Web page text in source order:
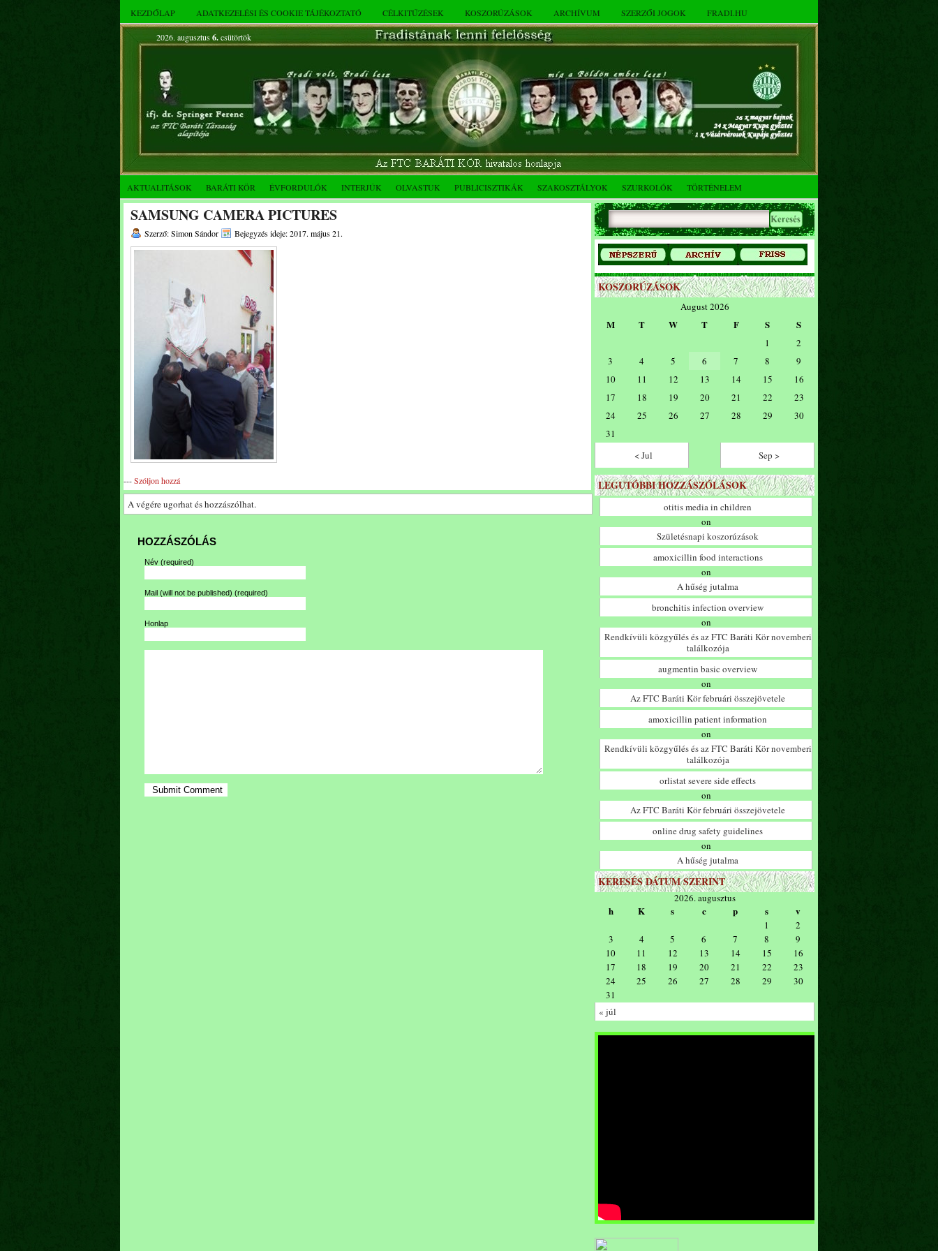
KEZDŐLAP ADATKEZELÉSI ÉS COOKIE TÁJÉKOZTATÓ CÉLKITŰZÉSEK KOSZORÚZÁSOK ARCHÍVUM SZERZŐI JOGOK FRADI.HU
2026. augusztus 6.csütörtök
AKTUALITÁSOK BARÁTI KÖR ÉVFORDULÓK INTERJÚK OLVASTUK PUBLICISZTIKÁK SZAKOSZTÁLYOK SZURKOLÓK TÖRTÉNELEM
SAMSUNG CAMERA PICTURES
Szerző: Simon Sándor Bejegyzés ideje: 2017. május 21.
---Szóljon hozzá
A végére ugorhat és hozzászólhat.
HOZZÁSZÓLÁS
Név (required)
Mail (will not be published) (required)
Honlap
KOSZORÚZÁSOK
August 2026
M T W T F S S
1
2
3
4 5 6 7 8
9
10
11 12 13 14 15
16
17
18 19 20 21 22
23
24
25 26 27 28 29
30
31
< Jul
Sep >
LEGUTÓBBI HOZZÁSZÓLÁSOK
otitis media in children
on
Születésnapi koszorúzások
amoxicillin food interactions
on
A hűség jutalma
bronchitis infection overview
on
Rendkívüli közgyűlés és az FTC Baráti Kör novemberi
találkozója
augmentin basic overview
on
Az FTC Baráti Kör februári összejövetele
amoxicillin patient information
on
Rendkívüli közgyűlés és az FTC Baráti Kör novemberi
találkozója
orlistat severe side effects
on
Az FTC Baráti Kör februári összejövetele
online drug safety guidelines
on
A hűség jutalma
KERESÉS DÁTUM SZERINT
2026. augusztus
h K s c p s v
1
2
3
4 5 6 7 8
9
10
11 12 13 14 15
16
17
18 19 20 21 22
23
24
25 26 27 28 29
30
31
« júl